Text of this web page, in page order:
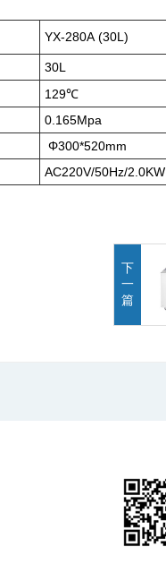
YX-280A (30L)
30L
129℃
0.165Mpa
Φ300*520mm
AC220V/50Hz/2.0KW
下
一
篇